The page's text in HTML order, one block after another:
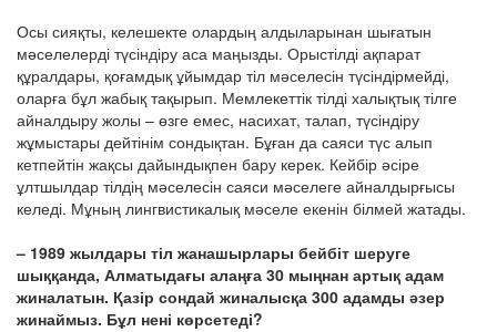
Осы сияқты, келешекте олардың алдыларынан шығатын
мәселелерді түсіндіру аса маңызды. Орыстілді ақпарат
құралдары, қоғамдық ұйымдар тіл мәселесін түсіндірмейді,
оларға бұл жабық тақырып. Мемлекеттік тілді халықтық тілге
айналдыру жолы – өзге емес, насихат, талап, түсіндіру
жұмыстары дейтінім сондықтан. Бұған да саяси түс алып
кетпейтін жақсы дайындықпен бару керек. Кейбір әсіре
ұлтшылдар тілдің мәселесін саяси мәселеге айналдырғысы
келеді. Мұның лингвистикалық мәселе екенін білмей жатады.
– 1989 жылдары тіл жанашырлары бейбіт шеруге
шыққанда, Алматыдағы алаңға 30 мыңнан артық адам
жиналатын. Қазір сондай жиналысқа 300 адамды әзер
жинаймыз. Бұл нені көрсетеді?